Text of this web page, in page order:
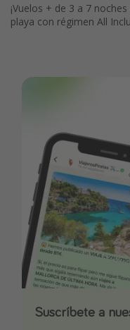
¡Vuelos + de 3 a 7
playa con régimen All
Suscríbete a
Descarga
¡Suscríbete a